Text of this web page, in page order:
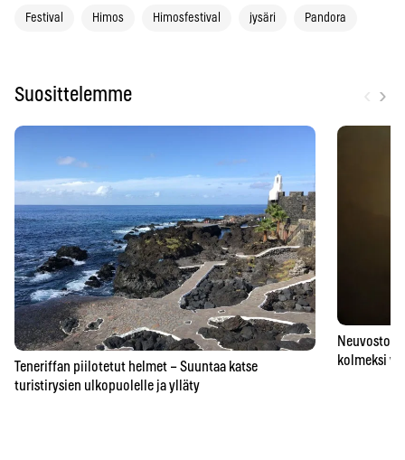
Festival Himos Himosfestival jysäri Pandora
Suosittelemme ›
Teneriffan piilotetut helmet – Suuntaa katse
turistirysien ulkopuolelle ja ylläty
kolmeksi